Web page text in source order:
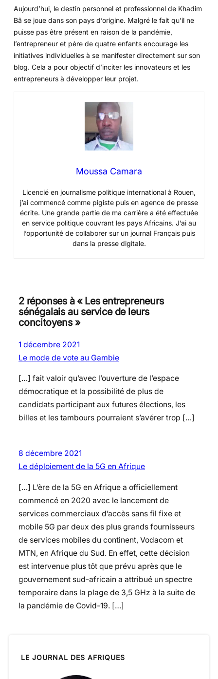
Aujourd’hui, le destin personnel et professionnel de Khadim
Bâ se joue dans son pays d’origine. Malgré le fait qu’il ne
puisse pas être présent en raison de la pandémie,
l’entrepreneur et père de quatre enfants encourage les
initiatives individuelles à se manifester directement sur son
blog. Cela a pour objectif d’inciter les innovateurs et les
entrepreneurs à développer leur projet.
Moussa Camara
Licencié en journalisme politique international à Rouen,
j’ai commencé comme pigiste puis en agence de presse
écrite. Une grande partie de ma carrière a été effectuée
en service politique couvrant les pays Africains. J’ai au
l’opportunité de collaborer sur un journal Français puis
dans la presse digitale.
2 réponses à « Les entrepreneurs
sénégalais au service de leurs
concitoyens »
1 décembre 2021
Le mode de vote au Gambie
[…] fait valoir qu’avec l’ouverture de l’espace
démocratique et la possibilité de plus de
candidats participant aux futures élections, les
billes et les tambours pourraient s’avérer trop […]
8 décembre 2021
Le déploiement de la 5G en Afrique
[…] L’ère de la 5G en Afrique a officiellement
commencé en 2020 avec le lancement de
services commerciaux d’accès sans fil fixe et
mobile 5G par deux des plus grands fournisseurs
de services mobiles du continent, Vodacom et
MTN, en Afrique du Sud. En effet, cette décision
est intervenue plus tôt que prévu après que le
gouvernement sud-africain a attribué un spectre
temporaire dans la plage de 3,5 GHz à la suite de
la pandémie de Covid-19. […]
LE JOURNAL DES AFRIQUES